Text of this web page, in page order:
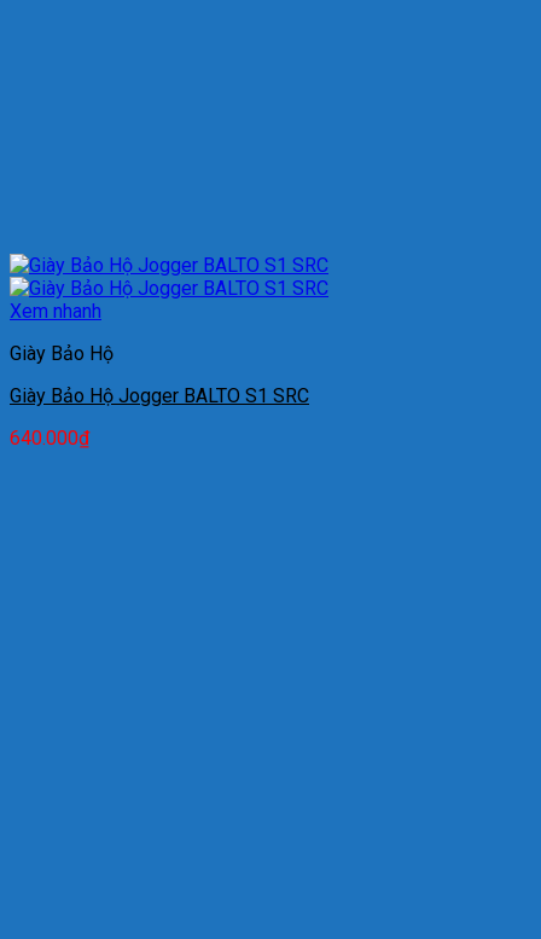
Xem nhanh
Giày Bảo Hộ
Giày Bảo Hộ Jogger BALTO S1 SRC
640.000₫